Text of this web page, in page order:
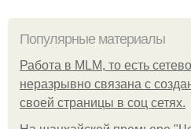
Популярные материалы
Работа в MLM, то есть
неразрывно связана с
своей страницы в соц сетях.